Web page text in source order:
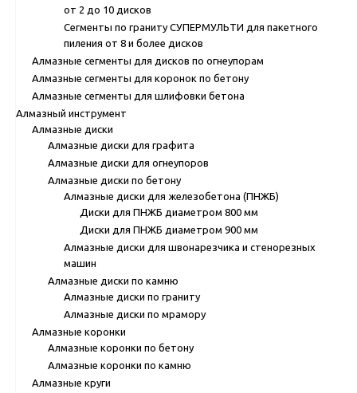
от 2 до 10 дисков
Сегменты по граниту СУПЕРМУЛЬТИ для пакетного
пиления от 8 и более дисков
Алмазные сегменты для дисков по огнеупорам
Алмазные сегменты для коронок по бетону
Алмазные сегменты для шлифовки бетона
Алмазный инструмент
Алмазные диски
Алмазные диски для графита
Алмазные диски для огнеупоров
Алмазные диски по бетону
Алмазные диски для железобетона (ПНЖБ)
Диски для ПНЖБ диаметром 800 мм
Диски для ПНЖБ диаметром 900 мм
Алмазные диски для швонарезчика и стенорезных
машин
Алмазные диски по камню
Алмазные диски по граниту
Алмазные диски по мрамору
Алмазные коронки
Алмазные коронки по бетону
Алмазные коронки по камню
Алмазные круги